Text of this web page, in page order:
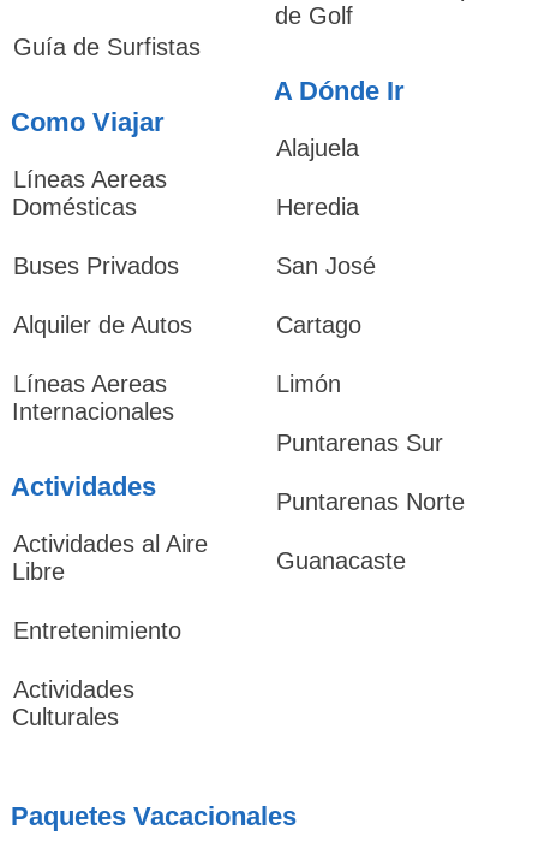
Guía de Surfistas
Como Viajar
Líneas Aereas
Domésticas
Buses Privados
Alquiler de Autos
Líneas Aereas
Internacionales
Actividades
Actividades al Aire
Libre
Entretenimiento
Actividades
Culturales
de Golf
A Dónde Ir
Alajuela
Heredia
San José
Cartago
Limón
Puntarenas Sur
Puntarenas Norte
Guanacaste
Paquetes Vacacionales